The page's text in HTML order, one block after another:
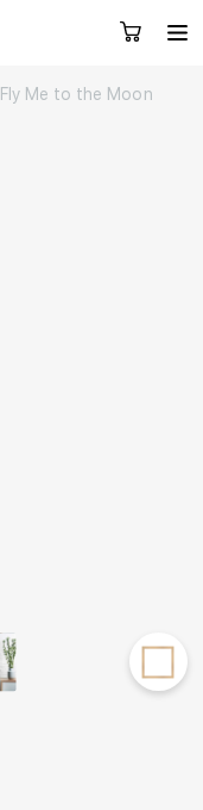
Fly Me to the Moon